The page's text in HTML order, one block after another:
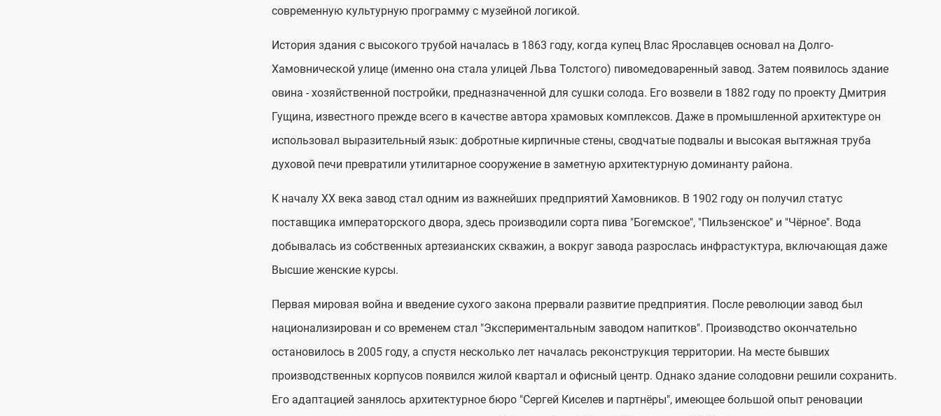
современную культурную программу с музейной логикой.
История здания с высокого трубой началась в 1863 году, когда купец Влас Ярославцев основал на Долго-
Хамовнической улице (именно она стала улицей Льва Толстого) пивомедоваренный завод. Затем появилось здание
овина - хозяйственной постройки, предназначенной для сушки солода. Его возвели в 1882 году по проекту Дмитрия
Гущина, известного прежде всего в качестве автора храмовых комплексов. Даже в промышленной архитектуре он
использовал выразительный язык: добротные кирпичные стены, сводчатые подвалы и высокая вытяжная труба
духовой печи превратили утилитарное сооружение в заметную архитектурную доминанту района.
К началу XX века завод стал одним из важнейших предприятий Хамовников. В 1902 году он получил статус
поставщика императорского двора, здесь производили сорта пива "Богемское", "Пильзенское" и "Чёрное". Вода
добывалась из собственных артезианских скважин, а вокруг завода разрослась инфрастуктура, включающая даже
Высшие женские курсы.
Первая мировая война и введение сухого закона прервали развитие предприятия. После революции завод был
национализирован и со временем стал "Экспериментальным заводом напитков". Производство окончательно
остановилось в 2005 году, а спустя несколько лет началась реконструкция территории. На месте бывших
производственных корпусов появился жилой квартал и офисный центр. Однако здание солодовни решили сохранить.
Его адаптацией занялось архитектурное бюро "Сергей Киселев и партнёры", имеющее большой опыт реновации